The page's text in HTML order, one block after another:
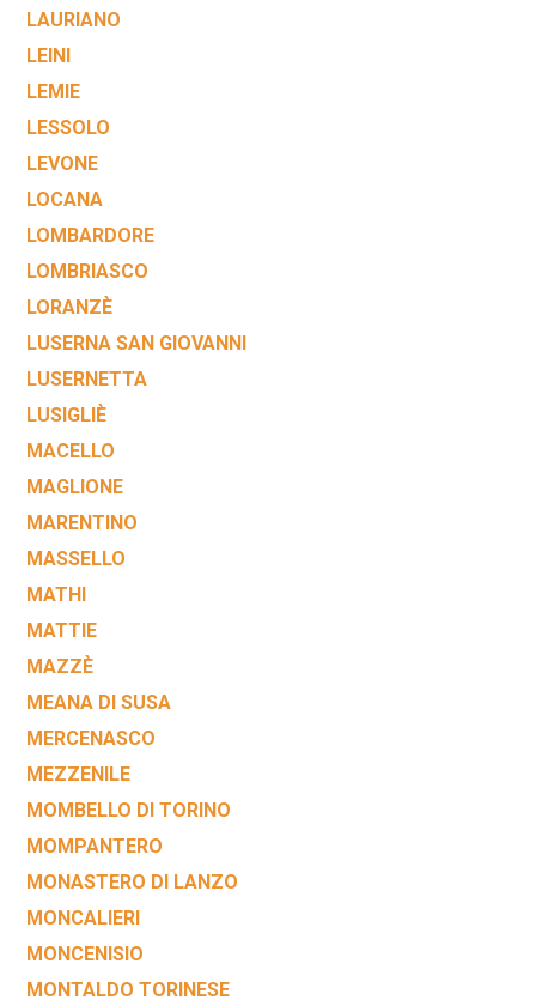
LAURIANO
LEINI
LEMIE
LESSOLO
LEVONE
LOCANA
LOMBARDORE
LOMBRIASCO
LORANZÈ
LUSERNA SAN GIOVANNI
LUSERNETTA
LUSIGLIÈ
MACELLO
MAGLIONE
MARENTINO
MASSELLO
MATHI
MATTIE
MAZZÈ
MEANA DI SUSA
MERCENASCO
MEZZENILE
MOMBELLO DI TORINO
MOMPANTERO
MONASTERO DI LANZO
MONCALIERI
MONCENISIO
MONTALDO TORINESE